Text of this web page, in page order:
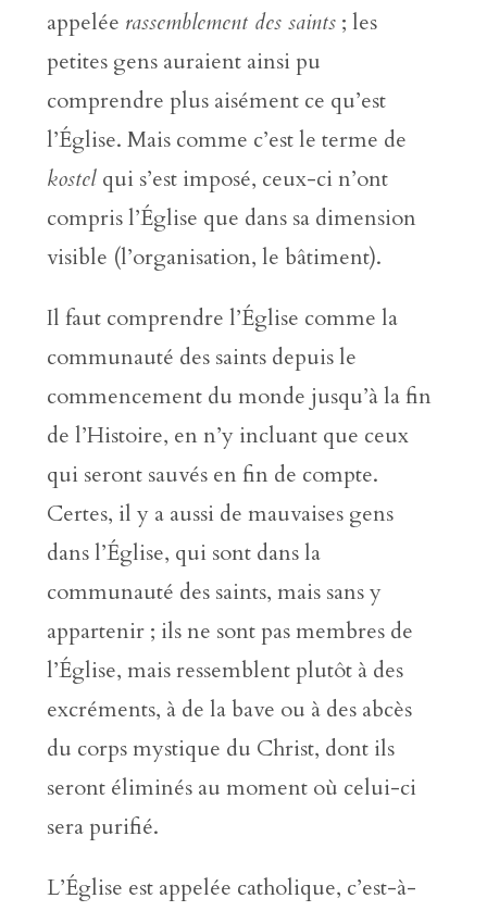
appelée rassemblement des saints; les
petites gens auraient ainsi pu
comprendre plus aisément ce qu’est
l’Église. Mais comme c’est le terme de
kostel qui s’est imposé, ceux-ci n’ont
compris l’Église que dans sa dimension
visible (l’organisation, le bâtiment).
Il faut comprendre l’Église comme la
communauté des saints depuis le
commencement du monde jusqu’à la fin
de l’Histoire, en n’y incluant que ceux
qui seront sauvés en fin de compte.
Certes, il y a aussi de mauvaises gens
dans l’Église, qui sont dans la
communauté des saints, mais sans y
appartenir ; ils ne sont pas membres de
l’Église, mais ressemblent plutôt à des
excréments, à de la bave ou à des abcès
du corps mystique du Christ, dont ils
seront éliminés au moment où celui-ci
sera purifié.
L’Église est appelée catholique, c’est-à-